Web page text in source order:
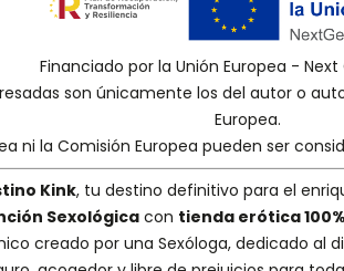
Financiado por la Unión Europea - Next
son únicamente los del autor o
Europea.
ni la Comisión Europea pueden ser
Kink, tu destino definitivo para el
Sexológicacon tienda erótica
creado por una Sexóloga, dedicado al